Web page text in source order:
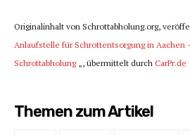
Originalinhalt von Schrottabholung.org,
Anlaufstelle für Schrottentsorgung in Aachen
Schrottabholung„, übermittelt durch CarPr.de
Themen zum Artikel